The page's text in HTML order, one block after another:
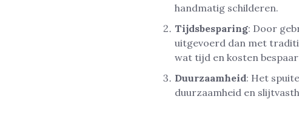
handmatig schilderen.
Tijdsbesparing: Door
uitgevoerd dan met
wat tijd en kosten
Duurzaamheid: Het
duurzaamheid en